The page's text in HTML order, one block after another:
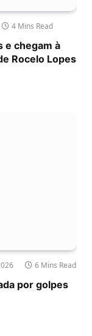
4 Mins Read
e chegam à
Rocelo Lopes
6 Mins Read
por golpes